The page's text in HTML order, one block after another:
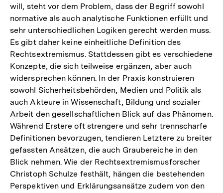
will, steht vor dem Problem, dass der Begriff sowohl
normative als auch analytische Funktionen erfüllt und
sehr unterschiedlichen Logiken gerecht werden muss.
Es gibt daher keine einheitliche Definition des
Rechtsextremismus. Stattdessen gibt es verschiedene
Konzepte, die sich teilweise ergänzen, aber auch
widersprechen können. In der Praxis konstruieren
sowohl Sicherheitsbehörden, Medien und Politik als
auch Akteure in Wissenschaft, Bildung und sozialer
Arbeit den gesellschaftlichen Blick auf das Phänomen.
Während Erstere oft strengere und sehr trennscharfe
Definitionen bevorzugen, tendieren Letztere zu breiter
gefassten Ansätzen, die auch Graubereiche in den
Blick nehmen. Wie der Rechtsextremismusforscher
Christoph Schulze festhält, hängen die bestehenden
Perspektiven und Erklärungsansätze zudem von den